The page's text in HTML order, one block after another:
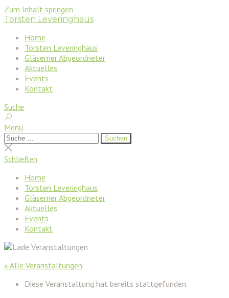
Zum Inhalt springen
Torsten Leveringhaus
Home
Torsten Leveringhaus
Gläserner Abgeordneter
Aktuelles
Events
Kontakt
Suche
Menü
Suchen
nach:
Suchen
Suche
schließen
Schließen
Home
Torsten Leveringhaus
Gläserner Abgeordneter
Aktuelles
Events
Kontakt
« Alle Veranstaltungen
Diese Veranstaltung hat bereits stattgefunden.